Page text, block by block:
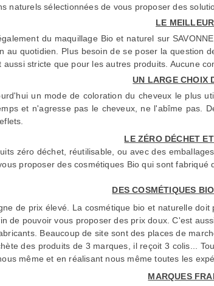
naturels sélectionnées de vous proposer des
LE
du maquillage Bio et naturel sur
au quotidien. Plus besoin de se poser la question
stricte que pour les autres produits. Aucune
UN LARGE CHOIX
un mode de coloration du cheveux le plus
et n'agresse pas le cheveux, ne l'abîme pas.
LE ZÉRO DÉCHET
zéro déchet, réutilisable, ou avec des
proposer des cosmétiques Bio qui sont
DES COSMÉTIQUES
de prix élevé. La cosmétique bio et naturelle
de pouvoir vous proposer des prix doux. C'est
Beaucoup de site sont des places de
des produits de 3 marques, il reçoit 3 colis...
même et en réalisant nous même toutes les
MARQUES